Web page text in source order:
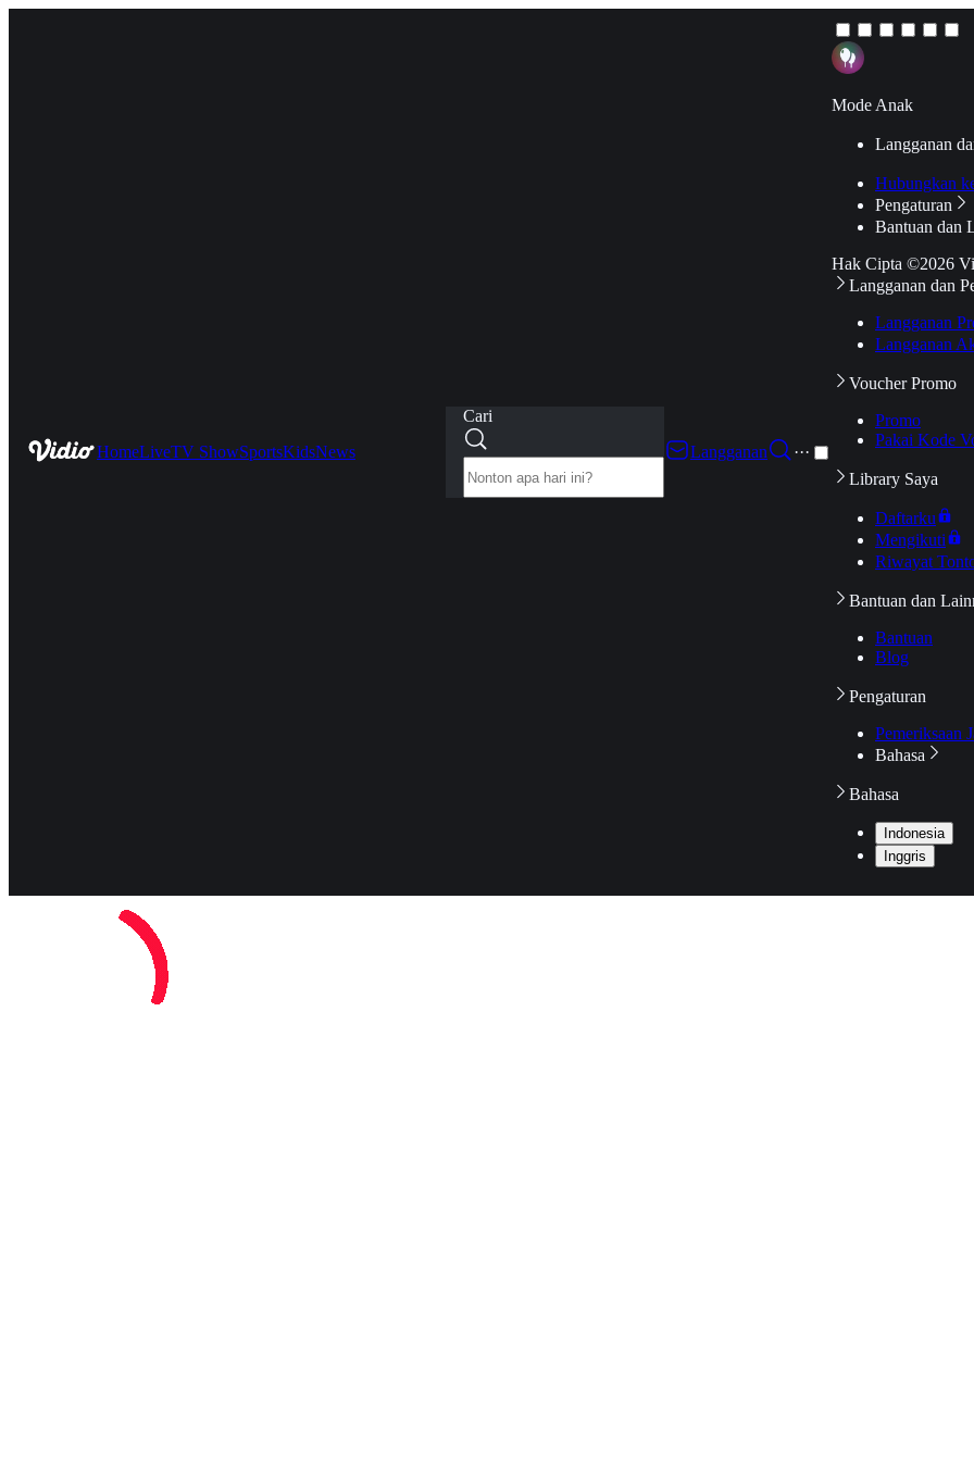
HomeLiveTV ShowSportsKidsNews
Cari
Langganan
···
Mode Anak
Langganan
Hubungkan
Pengaturan
Bantuan dan
Hak Cipta ©2026
Langganan dan
Langganan
Langganan
Voucher Promo
Promo
Pakai Kode
Library Saya
Daftarku
Mengikuti
Riwayat
Bantuan dan
Bantuan
Blog
Pengaturan
Pemeriksaan
Bahasa
Bahasa
Indonesia
Inggris